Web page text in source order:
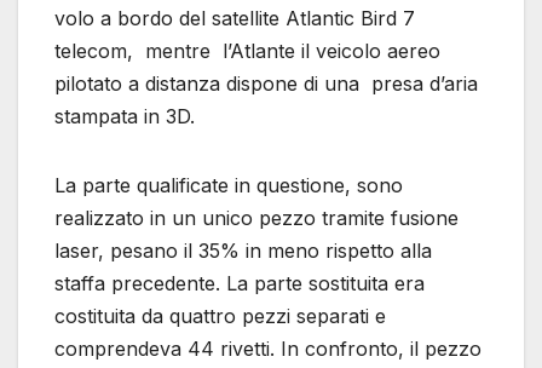
volo a bordo del satellite Atlantic Bird 7
telecom, mentre l’Atlante il veicolo aereo
pilotato a distanza dispone di una presa d’aria
stampata in 3D.
La parte qualificate in questione, sono
realizzato in un unico pezzo tramite fusione
laser, pesano il 35% in meno rispetto alla
staffa precedente. La parte sostituita era
costituita da quattro pezzi separati e
comprendeva 44 rivetti. In confronto, il pezzo